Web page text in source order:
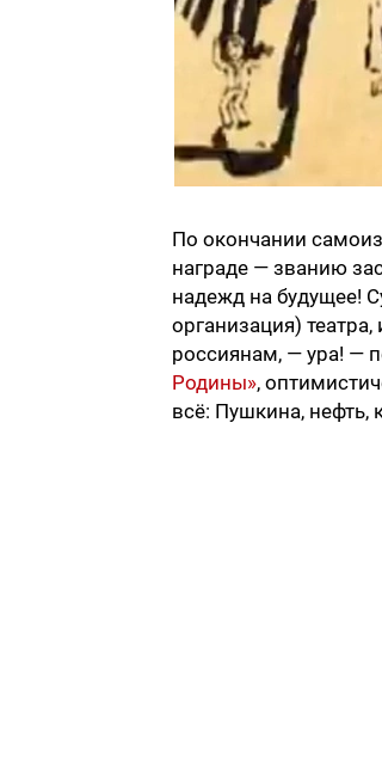
По окончании
награде — званию
надежд на будущее!
организация)
россиянам, — ура! —
Родины»,
всё: Пушкина, нефть,